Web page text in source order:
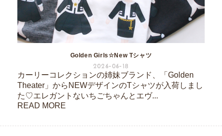
Golden Girls☆New Tシャツ
2026-06-18
カーリーコレクションの姉妹ブランド、「Golden
Theater」からNEWデザインのTシャツが入荷しまし
た♡エレガントないちごちゃんとエヴ...
READ MORE